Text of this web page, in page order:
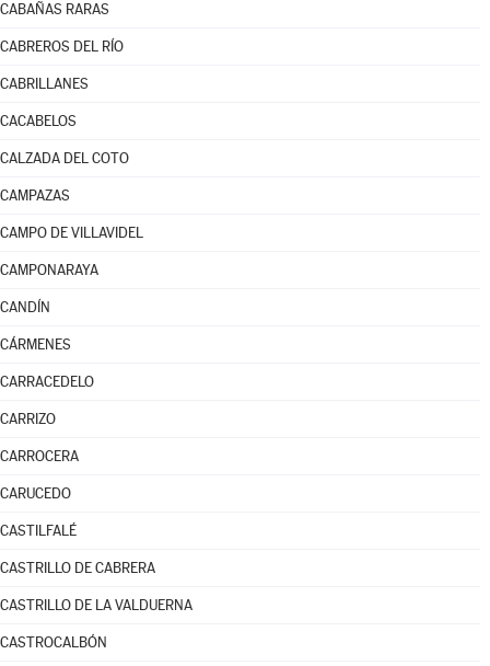
CABAÑAS RARAS
CABREROS DEL RÍO
CABRILLANES
CACABELOS
CALZADA DEL COTO
CAMPAZAS
CAMPO DE VILLAVIDEL
CAMPONARAYA
CANDÍN
CÁRMENES
CARRACEDELO
CARRIZO
CARROCERA
CARUCEDO
CASTILFALÉ
CASTRILLO DE CABRERA
CASTRILLO DE LA VALDUERNA
CASTROCALBÓN